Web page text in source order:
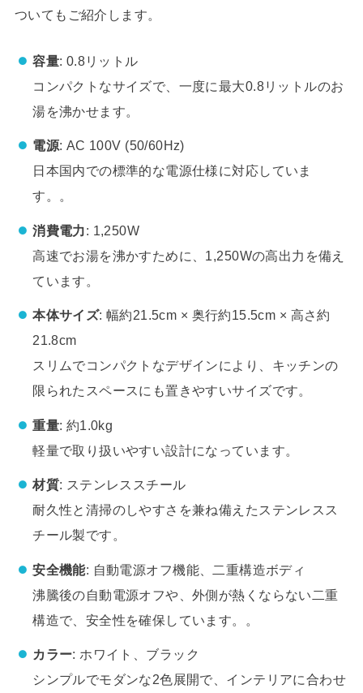
ついてもご紹介します。
容量: 0.8リットル
コンパクトなサイズで、一度に最大0.8リットルのお
湯を沸かせます。
電源: AC 100V (50/60Hz)
日本国内での標準的な電源仕様に対応していま
す。。
消費電力: 1,250W
高速でお湯を沸かすために、1,250Wの高出力を備え
ています。
本体サイズ: 幅約21.5cm × 奥行約15.5cm × 高さ約
21.8cm
スリムでコンパクトなデザインにより、キッチンの
限られたスペースにも置きやすいサイズです。
重量: 約1.0kg
軽量で取り扱いやすい設計になっています。
材質: ステンレススチール
耐久性と清掃のしやすさを兼ね備えたステンレスス
チール製です。
安全機能: 自動電源オフ機能、二重構造ボディ
沸騰後の自動電源オフや、外側が熱くならない二重
構造で、安全性を確保しています。。
カラー: ホワイト、ブラック
シンプルでモダンな2色展開で、インテリアに合わせ